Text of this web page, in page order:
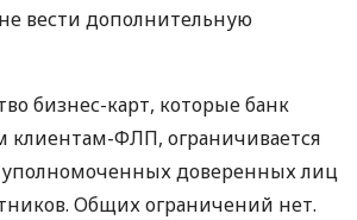
вести дополнительную
бизнес-карт, которые банк
клиентам-ФЛП, ограничивается
доверенных лиц
Общих ограничений нет.